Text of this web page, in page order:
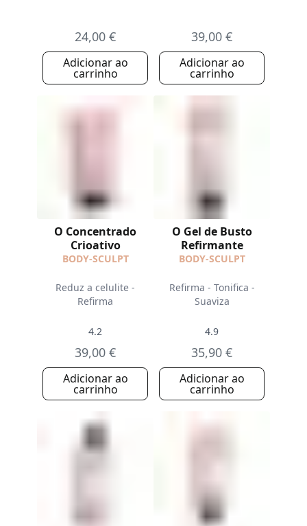
24,00 €
Adicionar ao
carrinho
39,00 €
Adicionar ao
carrinho
O Concentrado
Crioativo
BODY-SCULPT
Reduz a celulite -
Refirma
4.2
39,00 €
Adicionar ao
carrinho
O Gel de Busto
Refirmante
BODY-SCULPT
Refirma - Tonifica -
Suaviza
4.9
35,90 €
Adicionar ao
carrinho